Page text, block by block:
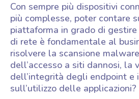
Con sempre più dispositivi
più complesse, poter contare
piattaforma in grado di
di rete è fondamentale al
risolvere la scansione
dell’accesso a siti dannosi, la
dell’integrità degli endpoint
sull’utilizzo delle applicazioni?